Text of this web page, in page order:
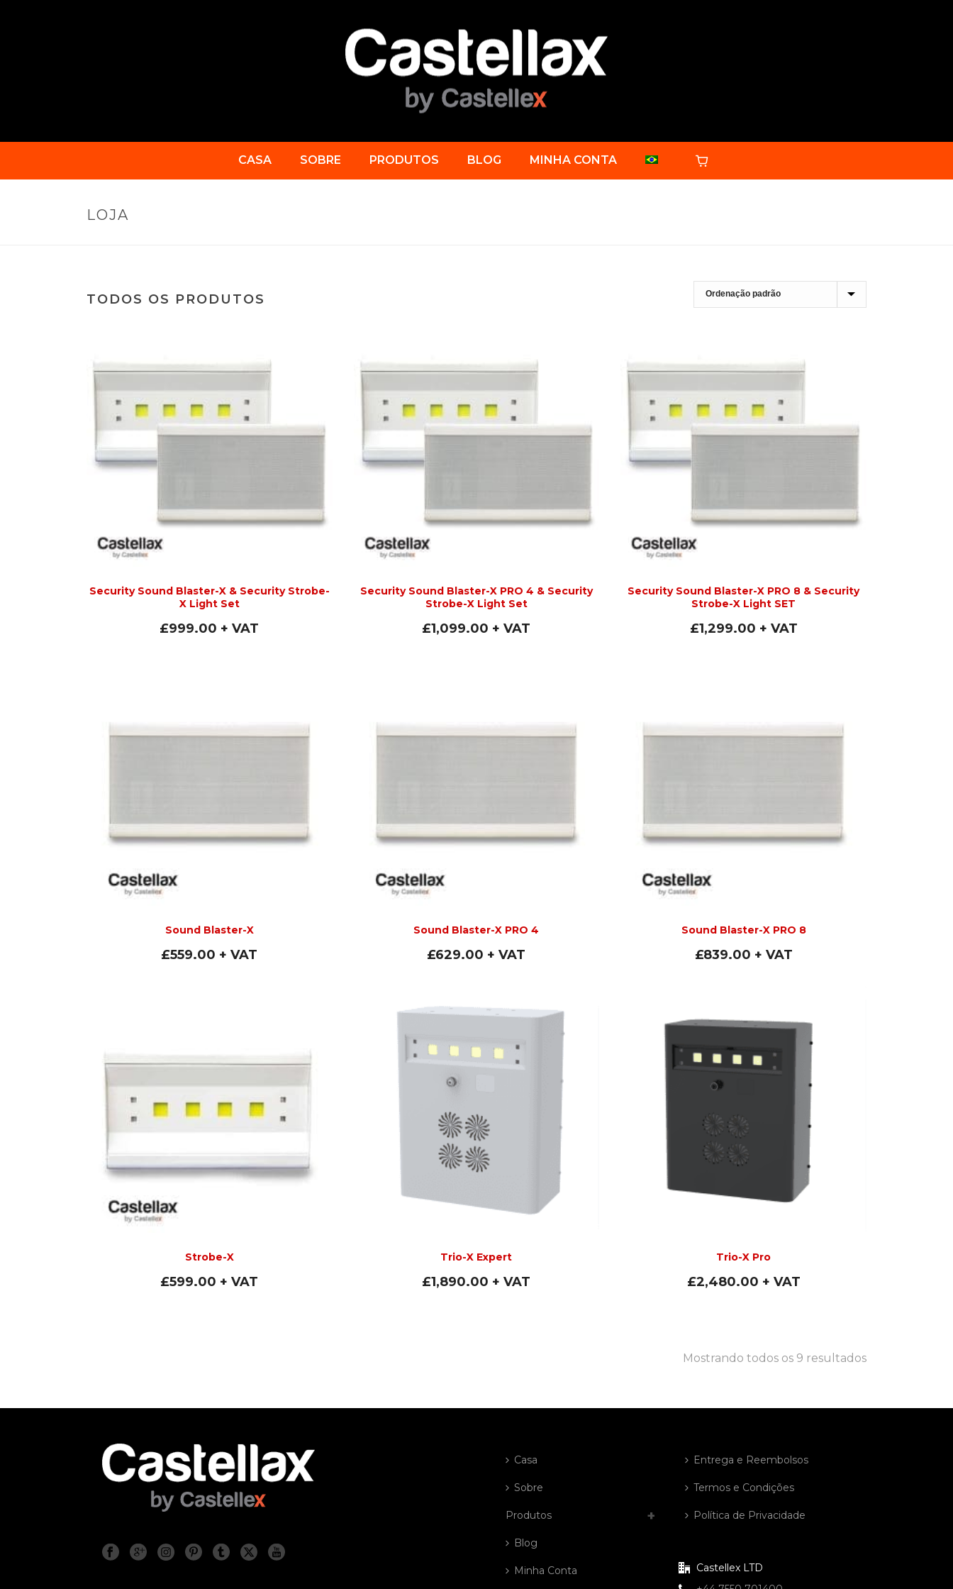
CASA SOBRE PRODUTOS BLOG MINHA CONTA
LOJA
TODOS OS PRODUTOS
Security Sound Blaster-X & Security Strobe-
X Light Set
£999.00 + VAT
Security Sound Blaster-X PRO 4 & Security
Strobe-X Light Set
£1,099.00 + VAT
Security Sound Blaster-X PRO 8 & Security
Strobe-X Light SET
£1,299.00 + VAT
Sound Blaster-X
£559.00 + VAT
Sound Blaster-X PRO 4
£629.00 + VAT
Sound Blaster-X PRO 8
£839.00 + VAT
Strobe-X
£599.00 + VAT
Trio-X Expert
£1,890.00 + VAT
Trio-X Pro
£2,480.00 + VAT
Mostrando todos os 9 resultados
Casa
Sobre
Produtos
Blog
Minha Conta
Entrega e Reembolsos
Termos e Condições
Política de Privacidade
Castellex LTD